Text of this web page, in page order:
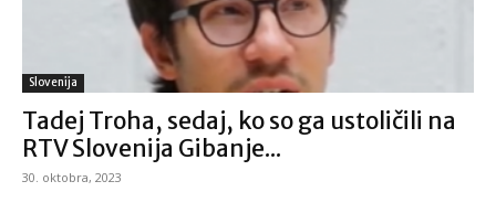
Slovenija
Tadej Troha, sedaj, ko so ga ustoličili na
RTV Slovenija Gibanje...
30. oktobra, 2023